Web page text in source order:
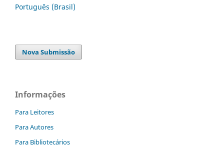
Português (Brasil)
Nova Submissão
Informações
Para Leitores
Para Autores
Para Bibliotecários